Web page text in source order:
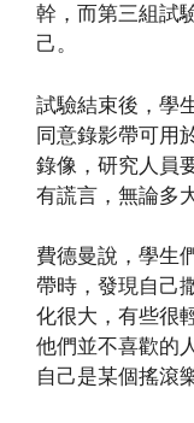
幹，而第三組試
己。
試驗結束後，學
同意錄影帶可用
錄像，研究人員
有謊言，無論多
費德曼說，學生
帶時，發現自己
化很大，有些很
他們並不喜歡的
自己是某個搖滾